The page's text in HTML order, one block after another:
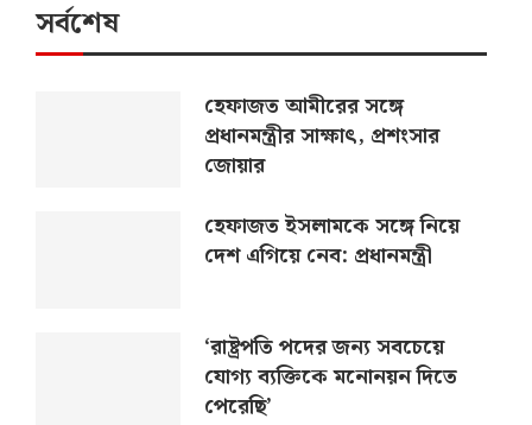
সর্বশেষ
হেফাজত আমীরের সঙ্গে
প্রধানমন্ত্রীর সাক্ষাৎ, প্রশংসার
জোয়ার
হেফাজত ইসলামকে সঙ্গে নিয়ে
দেশ এগিয়ে নেব: প্রধানমন্ত্রী
‘রাষ্ট্রপতি পদের জন্য সবচেয়ে
যোগ্য ব্যক্তিকে মনোনয়ন দিতে
পেরেছি’